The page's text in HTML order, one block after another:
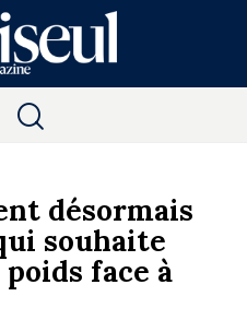
désormais
souhaite
face à